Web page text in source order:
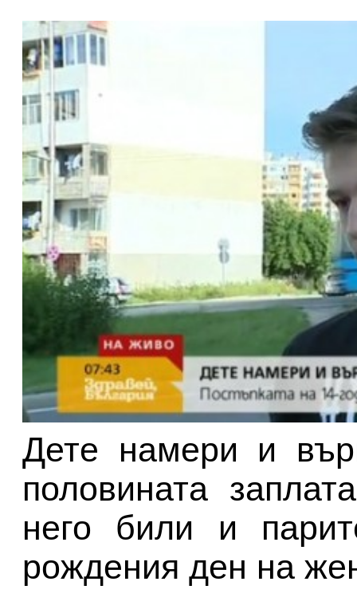
Дете намери и
половината
него били и
рождения ден на